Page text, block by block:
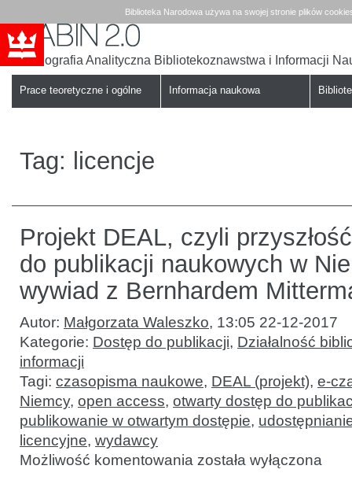
Biblioteka Narodowa używa na swojej stronie plików
Babin
Bibliografia Analityczna Bibliotekoznawstwa i Informacji
Prace teoretyczne i ogólne Informacja naukowa
Tag: licencje
Projekt DEAL, czyli
do publikacji naukowych w
wywiad z Bernhardem
Autor: Małgorzata Waleszko, 13:05 22-12-2017
Kategorie: Dostęp do publikacji, Działalność
informacji
Tagi: czasopisma naukowe, DEAL (projekt), e-
Niemcy, open access, otwarty dostęp do
publikowanie w otwartym dostępie,
licencyjne, wydawcy
Możliwość komentowania Projekt
DEAL,
została wyłączona